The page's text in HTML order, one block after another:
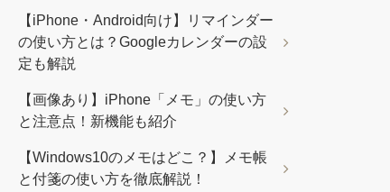
【iPhone・Android向け】リマインダー
の使い方とは？Googleカレンダーの設
定も解説
【画像あり】iPhone「メモ」の使い方
と注意点！新機能も紹介
【Windows10のメモはどこ？】メモ帳
と付箋の使い方を徹底解説！